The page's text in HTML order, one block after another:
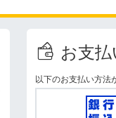
お支払
以下のお支払い方法